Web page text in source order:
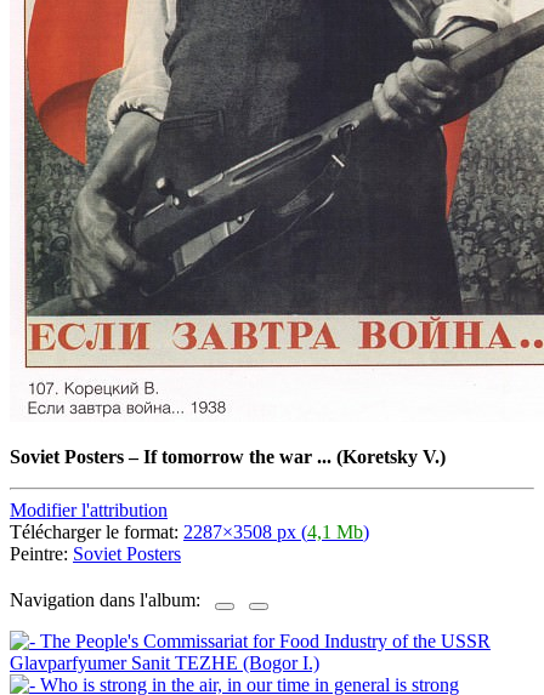
Soviet Posters–If tomorrow the war ... (Koretsky V.)
Modifier l'attribution
Télécharger le format: 2287×3508 px (4,1 Mb)
Peintre: Soviet Posters
Navigation dans l'album: